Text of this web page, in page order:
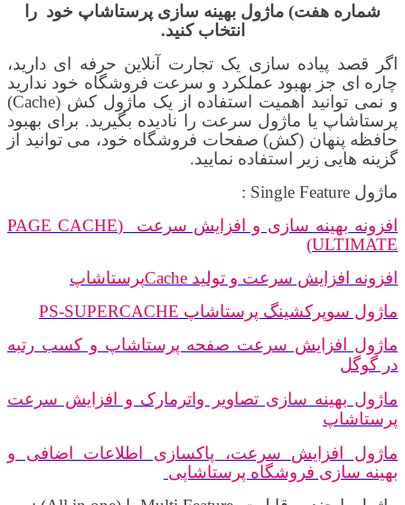
شماره هفت) ماژول بهینه سازی پرستاشاپ خود را
انتخاب کنید.
اگر قصد پیاده سازی یک تجارت آنلاین حرفه ای دارید،
چاره ای جز بهبود عملکرد و سرعت فروشگاه خود ندارید
و نمی توانید اهمیت استفاده از یک ماژول کش (Cache
)
پرستاشاپ یا ماژول سرعت را نادیده بگیرید. برای بهبود
حافظه پنهان (کش) صفحات فروشگاه خود، می توانید از
گزینه هایی زیر استفاده نمایید.
ماژول Single Feature
:
افزونه بهینه سازی و افزایش سرعت
(
PAGE CACHE
ULTIMATE
)
افزونه افزایش سرعت و تولید Cacheپرستاشاپ
ماژول سوپرکشینگ پرستاشاپ PS-SUPERCACHE
ماژول افزایش سرعت صفحه پرستاشاپ و کسب رتبه
در گوگل
ماژول بهینه سازی تصاویر واترمارک و افزایش سرعت
پرستاشاپ
ماژول افزایش سرعت، پاکسازی اطلاعات اضافی و
بهینه سازی فروشگاه پرستاشاپی